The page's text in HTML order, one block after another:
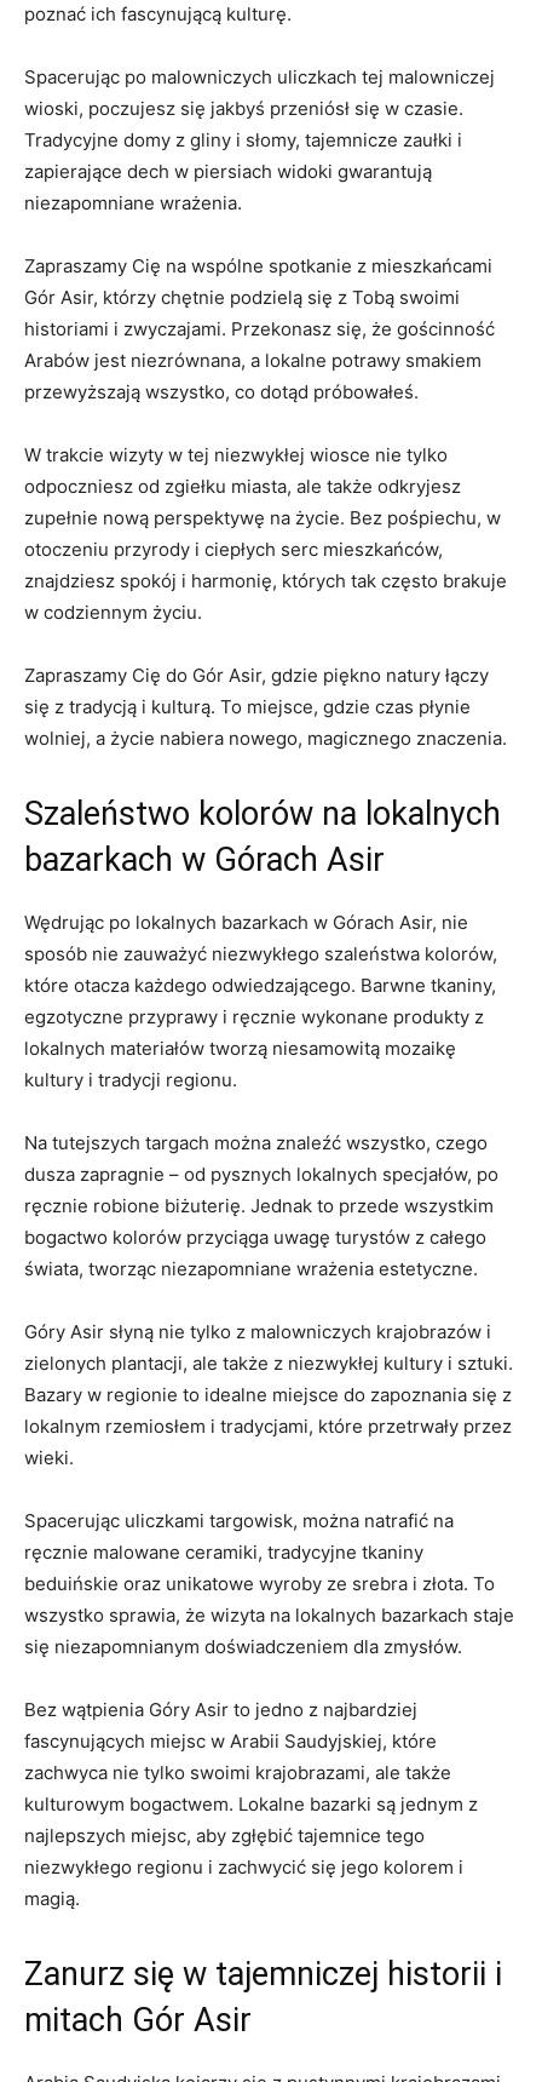
poznać ich fascynującą kulturę.
Spacerując​ po malowniczych uliczkach ⁤tej ‌malowniczej​
wioski, ⁣poczujesz się jakbyś ‌przeniósł się w czasie.
Tradycyjne domy z gliny i słomy, tajemnicze ⁤zaułki i
zapierające dech w piersiach widoki gwarantują
niezapomniane wrażenia.
Zapraszamy Cię na wspólne⁤ spotkanie z⁤ mieszkańcami​
Gór Asir, którzy chętnie podzielą się z ⁤Tobą‌ swoimi⁢
historiami i‌ zwyczajami. Przekonasz się, ‍że gościnność
Arabów jest niezrównana, ​a lokalne potrawy‍ smakiem ​
przewyższają wszystko, ‌co dotąd próbowałeś.
W ​trakcie wizyty w⁣ tej niezwykłej wiosce ‍nie tylko
odpoczniesz od zgiełku ⁢miasta,‌ ale także odkryjesz
zupełnie nową perspektywę na życie. Bez ⁢pośpiechu, w​
otoczeniu przyrody i ciepłych serc mieszkańców,
znajdziesz spokój i harmonię, których tak często brakuje
w codziennym życiu.
Zapraszamy Cię do Gór Asir, gdzie piękno natury ‍łączy
się z⁢ tradycją i kulturą. To miejsce, ​gdzie czas płynie
wolniej, ‍a życie nabiera nowego, magicznego znaczenia.
Szaleństwo kolorów na lokalnych
bazarkach w Górach Asir
Wędrując po‍ lokalnych bazarkach w Górach Asir, nie
sposób⁢ nie zauważyć niezwykłego szaleństwa kolorów,
które otacza ⁢każdego odwiedzającego. Barwne tkaniny,
egzotyczne przyprawy i ręcznie wykonane produkty‌ z
lokalnych materiałów tworzą niesamowitą mozaikę
kultury i tradycji regionu.
Na tutejszych targach ⁢można znaleźć wszystko,‍ czego
dusza zapragnie – od pysznych ​lokalnych ‍specjałów, po
ręcznie robione biżuterię. Jednak⁢ to‍ przede⁢ wszystkim
bogactwo ⁣kolorów przyciąga⁤ uwagę turystów z‌ całego
świata, tworząc niezapomniane wrażenia estetyczne.
Góry ⁣Asir słyną ⁢nie tylko z⁤ malowniczych krajobrazów i
zielonych plantacji, ale także z ⁢niezwykłej kultury⁣ i⁣ sztuki.
Bazary w​ regionie to idealne ‌miejsce do zapoznania się z
lokalnym rzemiosłem i tradycjami, ⁢które przetrwały przez
wieki.
Spacerując uliczkami targowisk, można natrafić na
ręcznie malowane ceramiki, tradycyjne tkaniny
beduińskie oraz unikatowe wyroby ze srebra⁣ i złota. To‍
wszystko sprawia, że wizyta na ‍lokalnych bazarkach staje
się niezapomnianym doświadczeniem dla ⁣zmysłów.
Bez wątpienia Góry Asir to jedno z najbardziej
‍fascynujących miejsc‍ w Arabii ⁣Saudyjskiej,⁣ które ​
zachwyca nie tylko swoimi ⁢krajobrazami, ale także
kulturowym bogactwem. Lokalne ‍bazarki są‌ jednym z‌
najlepszych miejsc, aby ⁢zgłębić tajemnice tego
niezwykłego regionu i zachwycić się jego ‌kolorem i⁣
magią.
Zanurz ⁢się w tajemniczej historii i
mitach ⁣Gór Asir